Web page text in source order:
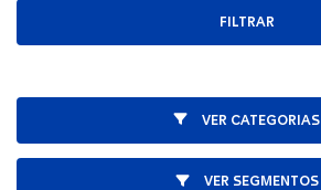
FILTRAR
VER CATEGORIAS
VER SEGMENTOS